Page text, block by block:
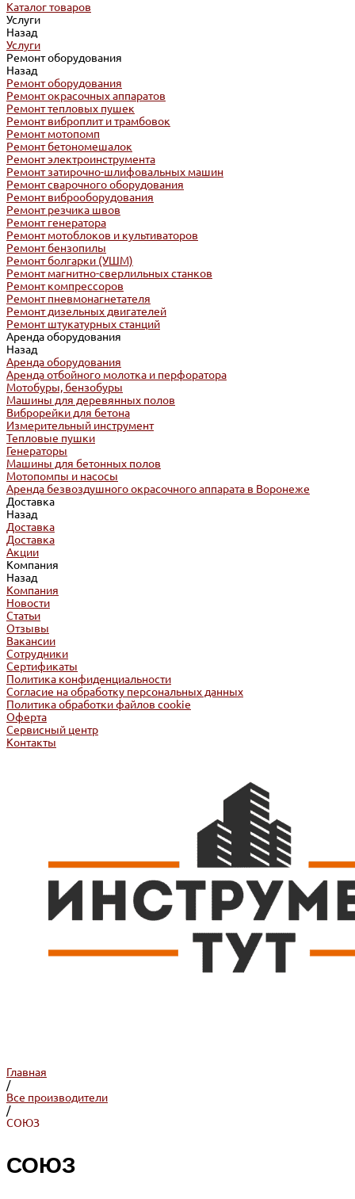
Каталог товаров
Услуги
Назад
Услуги
Ремонт оборудования
Назад
Ремонт оборудования
Ремонт окрасочных аппаратов
Ремонт тепловых пушек
Ремонт виброплит и трамбовок
Ремонт мотопомп
Ремонт бетономешалок
Ремонт электроинструмента
Ремонт затирочно-шлифовальных машин
Ремонт сварочного оборудования
Ремонт виброоборудования
Ремонт резчика швов
Ремонт генератора
Ремонт мотоблоков и культиваторов
Ремонт бензопилы
Ремонт болгарки (УШМ)
Ремонт магнитно-сверлильных станков
Ремонт компрессоров
Ремонт пневмонагнетателя
Ремонт дизельных двигателей
Ремонт штукатурных станций
Аренда оборудования
Назад
Аренда оборудования
Аренда отбойного молотка и перфоратора
Мотобуры, бензобуры
Машины для деревянных полов
Виброрейки для бетона
Измерительный инструмент
Тепловые пушки
Генераторы
Машины для бетонных полов
Мотопомпы и насосы
Аренда безвоздушного окрасочного аппарата в Воронеже
Доставка
Назад
Доставка
Доставка
Акции
Компания
Назад
Компания
Новости
Статьи
Отзывы
Вакансии
Сотрудники
Сертификаты
Политика конфиденциальности
Согласие на обработку персональных данных
Политика обработки файлов cookie
Оферта
Сервисный центр
Контакты
Главная
/
Все производители
/
СОЮЗ
СОЮЗ